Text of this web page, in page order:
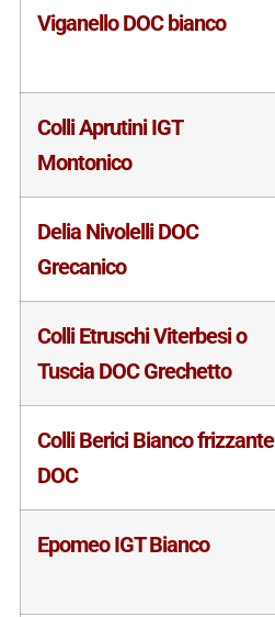
Viganello DOC bianco
Colli Aprutini IGT
Montonico
Delia Nivolelli DOC
Grecanico
Colli Etruschi Viterbesi o
Tuscia DOC Grechetto
Colli Berici Bianco frizzante
DOC
Epomeo IGT Bianco